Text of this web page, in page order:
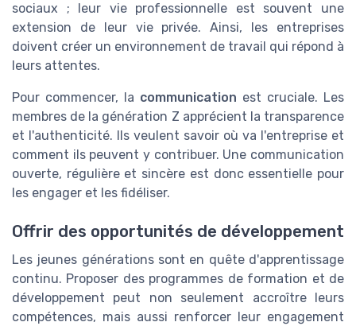
sociaux ; leur vie professionnelle est souvent une
extension de leur vie privée. Ainsi, les entreprises
doivent créer un environnement de travail qui répond à
leurs attentes.
Pour commencer, la communication est cruciale. Les
membres de la génération Z apprécient la transparence
et l'authenticité. Ils veulent savoir où va l'entreprise et
comment ils peuvent y contribuer. Une communication
ouverte, régulière et sincère est donc essentielle pour
les engager et les fidéliser.
Offrir des opportunités de développement
Les jeunes générations sont en quête d'apprentissage
continu. Proposer des programmes de formation et de
développement peut non seulement accroître leurs
compétences, mais aussi renforcer leur engagement